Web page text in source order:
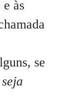
às
se
seja